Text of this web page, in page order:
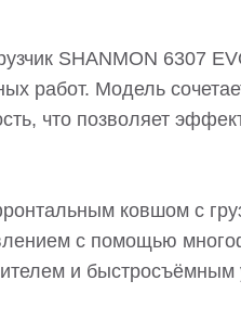
SHANMON 6307
работ. Модель
что позволяет
ковшом с
с помощью
и быстросъёмным